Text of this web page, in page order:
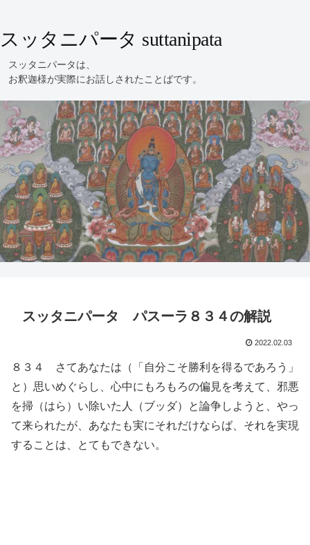
スッタニパータ suttanipata
スッタニパータ パスーラ８３４の解説
2022.02.03
８３４ さてあなたは（「自分こそ勝利を得るであろう」
と）思いめぐらし、心中にもろもろの偏見を考えて、邪悪
を掃（はら）い除いた人（ブッダ）と論争しようと、やっ
て来られたが、あなたも実にそれだけならば、それを実現
することは、とてもできない。